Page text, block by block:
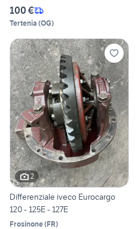
100 €
Tertenia (OG)
2
Differenziale iveco Eurocargo
120 - 125E - 127E
Frosinone(FR)